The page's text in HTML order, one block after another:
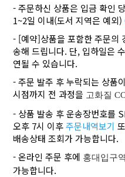
- 주문하신 상품은 입금 확인
1~2일 이내(도서 지역은 예외)
- [예약]상품을 포함한 주문의
송해 드립니다. 단, 입하일은
연될 수 있습니다.
- 주문 발주 후 누락되는 상품
시점까지 전 과정을 고화질
- 상품 발송 후 운송장번호를
오후 7시 이후주문내역보기
배송상태 조회가 가능합니다.
- 온라인 주문 후에 홍대입구
가능합니다.